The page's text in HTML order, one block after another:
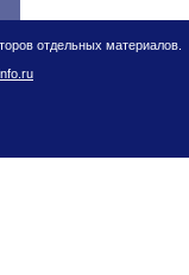
отдельных материалов.